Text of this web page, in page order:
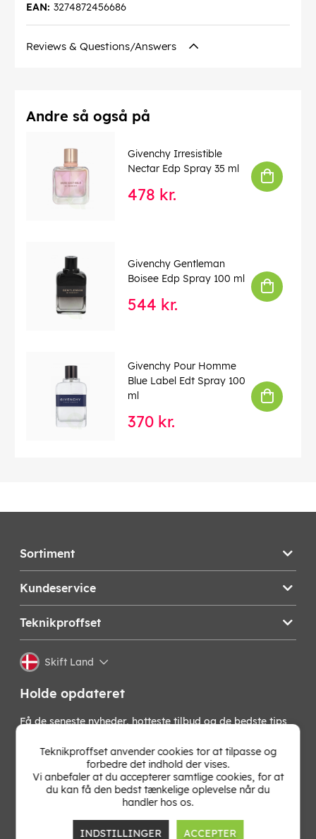
3274872456686
EAN:
Reviews & Questions/Answers
Andre så også på
Givenchy Irresistible
Nectar Edp Spray 35 ml
478 kr.
Givenchy Gentleman
Boisee Edp Spray 100 ml
544 kr.
Givenchy Pour Homme
Blue Label Edt Spray 100
ml
370 kr.
Sortiment
Kundeservice
Teknikproffset
Skift Land
Holde opdateret
Få de seneste nyheder, hotteste tilbud og de bedste tips
nyhedsbrev!
OK
Teknikproffset anvender cookies tor at tilpasse og
forbedre det indhold der vises.
Vi anbefaler at du accepterer samtlige cookies, for at
du kan få den bedst tænkelige oplevelse når du
handler hos os.
INDSTILLINGER ACCEPTER